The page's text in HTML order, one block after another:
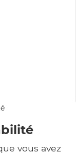
vous avez